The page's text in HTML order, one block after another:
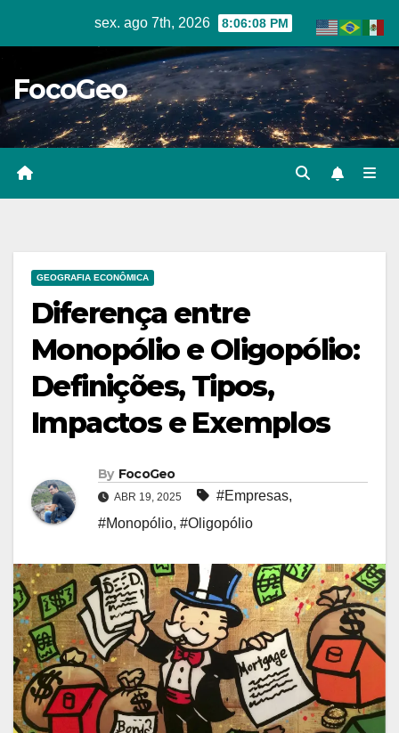
sex. ago 7th, 2026 8:06:09 PM
FocoGeo
GEOGRAFIA ECONÔMICA
Diferença entre
Monopólio e Oligopólio:
Definições, Tipos,
Impactos e Exemplos
By FocoGeo
ABR 19, 2025 #Empresas,
#Monopólio, #Oligopólio